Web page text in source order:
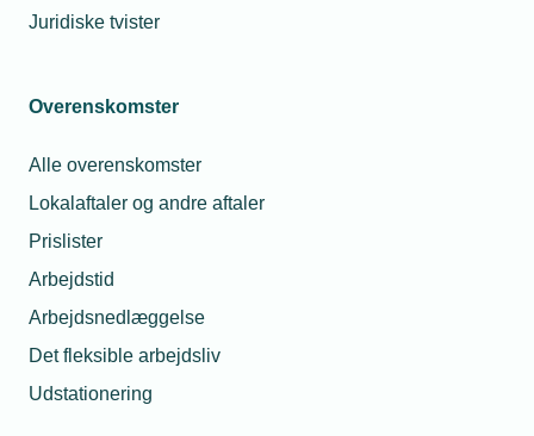
Juridiske tvister
Overenskomster
Alle overenskomster
Lokalaftaler og andre aftaler
Prislister
Arbejdstid
Arbejdsnedlæggelse
Det fleksible arbejdsliv
Udstationering
Læs her om de forskellige typer orlov, hvornår
orlovsperioden.
Graviditetsorlov
Barselsorlov
Forældreorlov
Fædreorlov
Medarbejders varsling